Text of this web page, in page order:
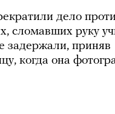
дело
сломавших руку
задержали, приняв
когда она